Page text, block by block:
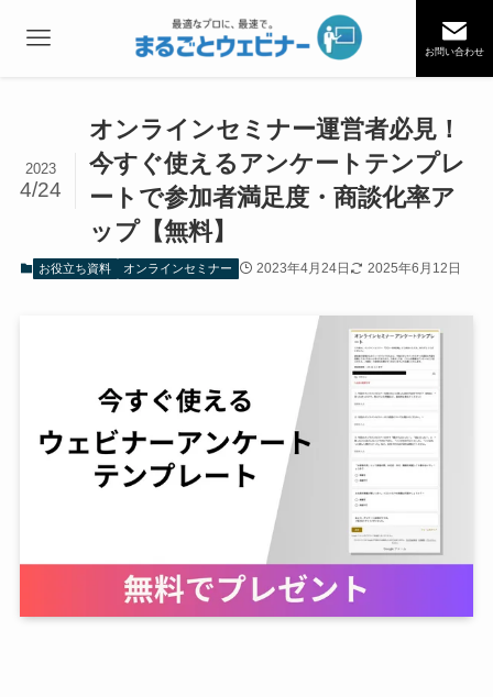
お問い合わせ
オンラインセミナー運営者必見！
今すぐ使えるアンケートテンプレ
ートで参加者満足度・商談化率ア
ップ【無料】
2023
4/24
お役立ち資料 オンラインセミナー 2023年4月24日 2025年6月12日